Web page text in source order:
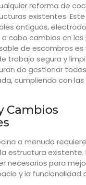
reforma de
existentes.
antiguos,
cabo cambios en las
de escombros es
trabajo segura y
de gestionar
cumpliendo con
Cambios
a menudo
estructura existente.
necesarios para
y la funcionalidad